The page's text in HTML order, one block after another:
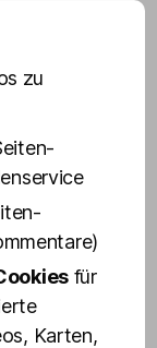
TRASH
buchen
TRASH
zu
für
Karten,